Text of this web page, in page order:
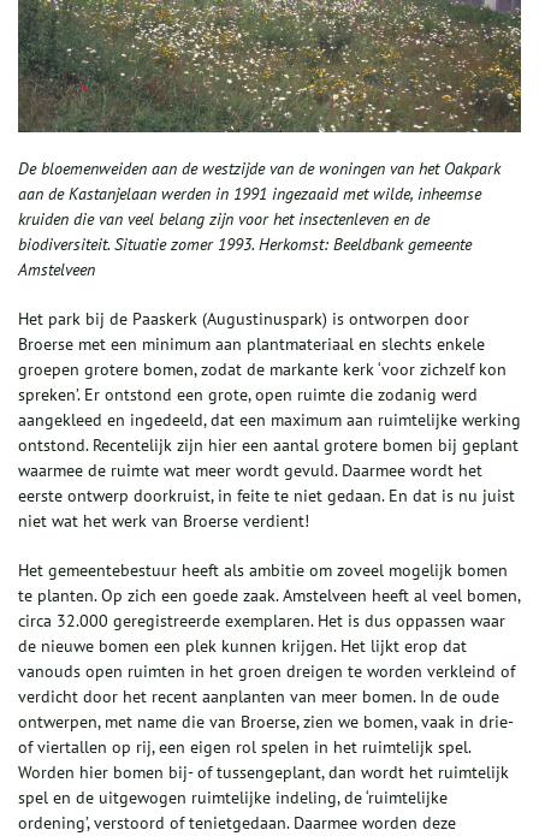
De bloemenweiden aan de westzijde van de woningen van het Oakpark
aan de Kastanjelaan werden in 1991 ingezaaid met wilde, inheemse
kruiden die van veel belang zijn voor het insectenleven en de
biodiversiteit. Situatie zomer 1993. Herkomst: Beeldbank gemeente
Amstelveen
Het park bij de Paaskerk (Augustinuspark) is ontworpen door
Broerse met een minimum aan plantmateriaal en slechts enkele
groepen grotere bomen, zodat de markante kerk ‘voor zichzelf kon
spreken’. Er ontstond een grote, open ruimte die zodanig werd
aangekleed en ingedeeld, dat een maximum aan ruimtelijke werking
ontstond. Recentelijk zijn hier een aantal grotere bomen bij geplant
waarmee de ruimte wat meer wordt gevuld. Daarmee wordt het
eerste ontwerp doorkruist, in feite te niet gedaan. En dat is nu juist
niet wat het werk van Broerse verdient!
Het gemeentebestuur heeft als ambitie om zoveel mogelijk bomen
te planten. Op zich een goede zaak. Amstelveen heeft al veel bomen,
circa 32.000 geregistreerde exemplaren. Het is dus oppassen waar
de nieuwe bomen een plek kunnen krijgen. Het lijkt erop dat
vanouds open ruimten in het groen dreigen te worden verkleind of
verdicht door het recent aanplanten van meer bomen. In de oude
ontwerpen, met name die van Broerse, zien we bomen, vaak in drie-
of viertallen op rij, een eigen rol spelen in het ruimtelijk spel.
Worden hier bomen bij- of tussengeplant, dan wordt het ruimtelijk
spel en de uitgewogen ruimtelijke indeling, de ‘ruimtelijke
ordening’, verstoord of tenietgedaan. Daarmee worden deze